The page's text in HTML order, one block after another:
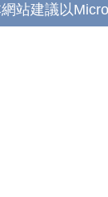
站建議以